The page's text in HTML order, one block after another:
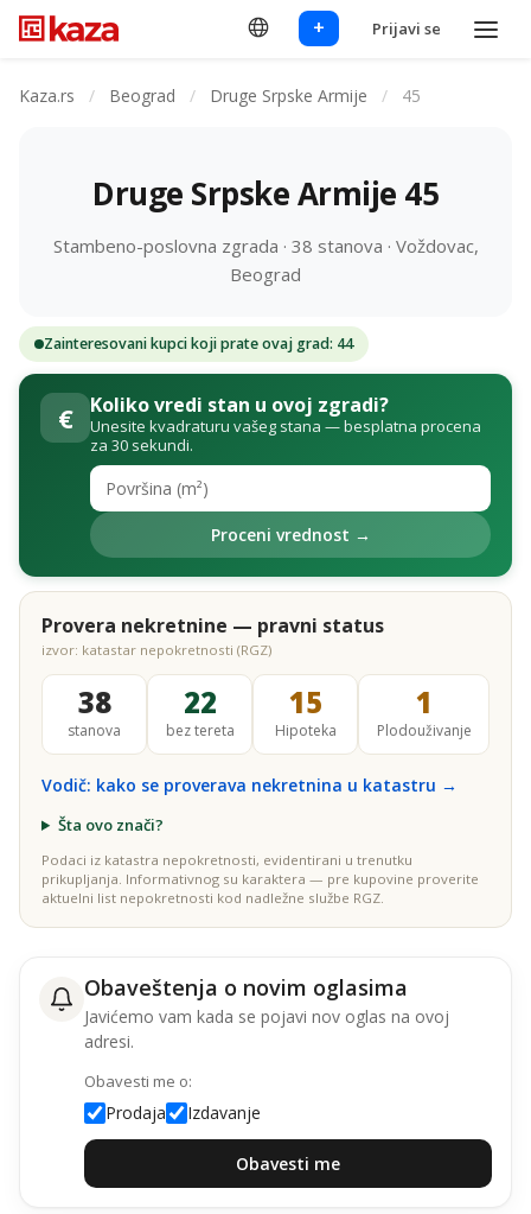
+ Prijavi se
Kaza.rs / Beograd / Druge Srpske Armije / 45
Druge Srpske Armije 45
Stambeno-poslovna zgrada · 38 stanova · Voždovac,
Beograd
Zainteresovani kupci koji prate ovaj grad: 44
€ Koliko vredi stan u ovoj zgradi?
Unesite kvadraturu vašeg stana — besplatna procena
za 30 sekundi.
Proceni vrednost →
Provera nekretnine — pravni status
izvor: katastar nepokretnosti (RGZ)
38
stanova
22
bez tereta
15
Hipoteka
1
Plodouživanje
Vodič: kako se proverava nekretnina u katastru →
Šta ovo znači?
Podaci iz katastra nepokretnosti, evidentirani u trenutku
prikupljanja. Informativnog su karaktera — pre kupovine proverite
aktuelni list nepokretnosti kod nadležne službe RGZ.
Obaveštenja o novim oglasima
Javićemo vam kada se pojavi nov oglas na ovoj
adresi.
Obavesti me o:
Prodaja Izdavanje
Obavesti me